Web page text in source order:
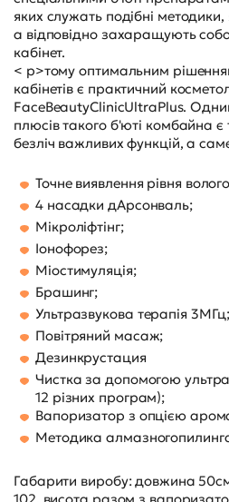
яких служать подібні
а відповідно захаращують
кабінет.
< p>тому оптимальним
кабінетів є практичний
FaceBeautyClinicUltraPlus.
плюсів такого б'юті комбайна є
безліч важливих функцій, а
Точне виявлення рівня
4 насадки дАрсонваль;
Мікроліфтінг;
Іонофорез;
Міостимуляція;
Брашинг;
Ультразвукова терапія 3МГц;
Повітряний масаж;
Дезинкрустация
Чистка за допомогою
12 різних програм);
Вапоризатор з опцією
Методика
Габарити виробу: довжина
102, висота разом з